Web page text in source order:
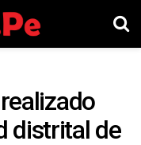
distrital de